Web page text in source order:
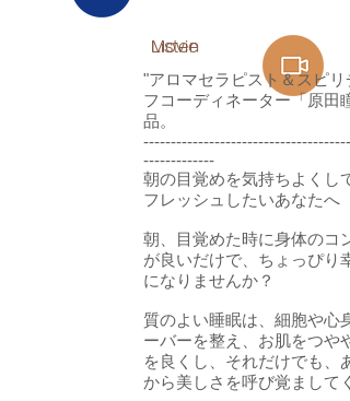
Listen​
Movie
"アロマセラピスト＆スピリ
フコーディネーター「原田
品。
-------------
朝の目覚めを気持ちよくし
フレッシュしたいあなたへ
朝、目覚めた時に身体のコ
が良いだけで、ちょっぴり
になりませんか？
質のよい睡眠は、細胞や心
ーバーを整え、お肌をつや
を良くし、それだけでも、
から美しさを呼び覚まし